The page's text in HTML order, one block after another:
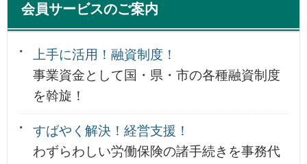
会員サービスのご案内
上手に活用！融資制度！
事業資金として国・県・市の各種融資制度
を斡旋！
すばやく解決！経営支援！
わずらわしい労働保険の諸手続きを事務代